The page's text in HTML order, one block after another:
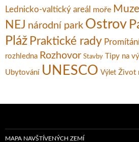
Lednicko-valtický areál moře
NEJ národní park Ostrov
Pláž Praktické rady Promítání
rozhledna Rozhovor Stavby Tipy na
Ubytování UNESCO Výlet Život
MAPA NAVŠTÍVENÝCH ZEMÍ